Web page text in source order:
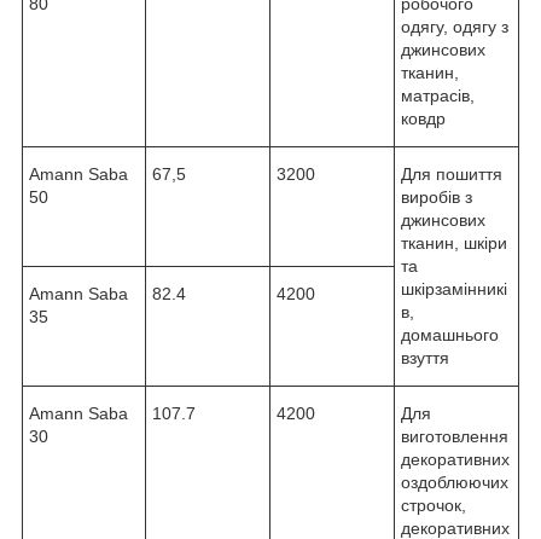
одягу, одягу з
джинсових
тканин,
матрасів,
ковдр
Amann Saba
50
67,5 3200
Для пошиття
виробів з
джинсових
тканин, шкіри
та
шкірзамінникі
в,
домашнього
взуття
Amann Saba
35
82.4 4200
Amann Saba
30
107.7 4200
Для
виготовлення
декоративних
оздоблюючих
строчок,
декоративних